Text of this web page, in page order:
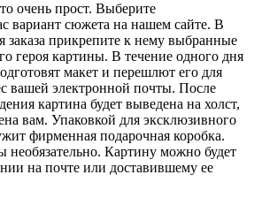
очень прост. Выберите
вариант сюжета на нашем сайте. В
заказа прикрепите к нему выбранные
героя картины. В течение одного дня
макет и перешлют его для
вашей электронной почты. После
картина будет выведена на холст,
вам. Упаковкой для эксклюзивного
фирменная подарочная коробка.
необязательно. Картину можно будет
на почте или доставившему ее